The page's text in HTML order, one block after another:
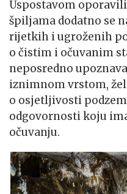
Uspostavom
špiljama dodatno se
rijetkih i ugroženih
o čistim i očuvanim
neposredno
iznimnom vrstom,
o osjetljivosti
odgovornosti koju
očuvanju.